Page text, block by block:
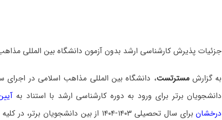
جزئیات پذیرش کارشناسی ارشد بدون آزمون دانشگاه بین المللی مذاهب اسلامی
به گزارشمسترتست، دانشگاه بین المللی مذاهب اسلامی در
دانشجویان برتر برای ورود به دوره کارشناسی ارشد با استناد به
درخشان
برای سال تحصیلی ۱۴۰۳-۱۴۰۴ از بین